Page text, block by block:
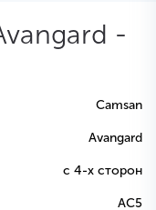
-
Camsan
Avangard
с 4-х сторон
AC5